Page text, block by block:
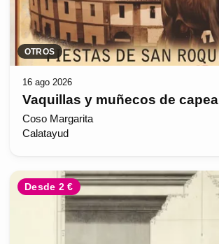
OTROS
16 ago 2026
Vaquillas y muñecos de capea
Coso Margarita
Calatayud
Desde 2 €